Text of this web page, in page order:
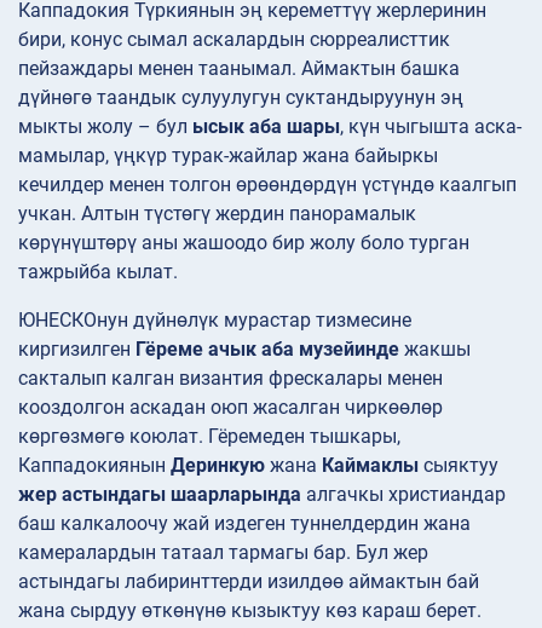
Каппадокия Түркиянын эң кереметтүү жерлеринин
бири, конус сымал аскалардын сюрреалисттик
пейзаждары менен таанымал. Аймактын башка
дүйнөгө таандык сулуулугун суктандыруунун эң
мыкты жолу – бул ысык аба шары, күн чыгышта аска-
мамылар, үңкүр турак-жайлар жана байыркы
кечилдер менен толгон өрөөндөрдүн үстүндө каалгып
учкан. Алтын түстөгү жердин панорамалык
көрүнүштөрү аны жашоодо бир жолу боло турган
тажрыйба кылат.
ЮНЕСКОнун дүйнөлүк мурастар тизмесине
киргизилген Гёреме ачык аба музейинде жакшы
сакталып калган византия фрескалары менен
кооздолгон аскадан оюп жасалган чиркөөлөр
көргөзмөгө коюлат. Гёремеден тышкары,
Каппадокиянын Деринкую жана Каймаклы сыяктуу
жер астындагы шаарларында алгачкы христиандар
баш калкалоочу жай издеген туннелдердин жана
камералардын татаал тармагы бар. Бул жер
астындагы лабиринттерди изилдөө аймактын бай
жана сырдуу өткөнүнө кызыктуу көз караш берет.